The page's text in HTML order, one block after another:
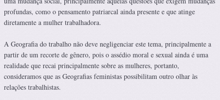
profundas, como o pensamento patriarcal ainda presente e que atinge
diretamente a mulher trabalhadora.
A Geografia do trabalho não deve negligenciar este tema, principalmente a
partir de um recorte de gênero, pois o assédio moral e sexual ainda é uma
realidade que recai principalmente sobre as mulheres, portanto,
consideramos que as Geografias feministas possibilitam outro olhar às
relações trabalhistas.